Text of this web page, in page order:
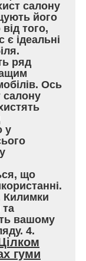
салону
його
того,
є ідеальні
ряд
Ось
салону
у
що
Килимки
вашому
4.
гуми